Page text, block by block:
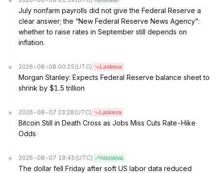
July nonfarm payrolls did not give the Federal Reserve a
clear answer; the “New Federal Reserve News Agency”:
whether to raise rates in September still depends on
inflation.
2026-08-08 00:25 (UTC) Laskeva
Morgan Stanley: Expects Federal Reserve balance sheet to
shrink by $1.5 trillion
2026-08-07 23:28 (UTC) Laskeva
Bitcoin Still in Death Cross as Jobs Miss Cuts Rate-Hike
Odds
2026-08-07 19:45 (UTC) nouseva
The dollar fell Friday after soft US labor data reduced